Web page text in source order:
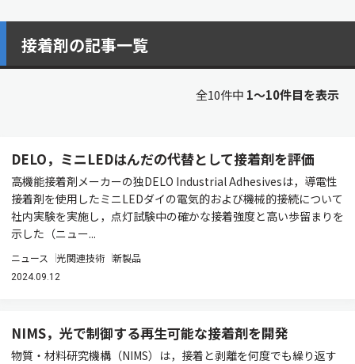
接着剤の記事一覧
全10件中 1〜10件目を表示
DELO，ミニLEDはんだの代替として接着剤を評価
高機能接着剤メーカーの独DELO Industrial Adhesivesは，導電性
接着剤を使用したミニLEDダイの電気的および機械的接続について
社内実験を実施し，点灯試験中の確かな接着強度と高い歩留まりを
示した（ニュー...
ニュース 光関連技術 新製品
2024.09.12
NIMS，光で制御する再生可能な接着剤を開発
物質・材料研究機構（NIMS）は，接着と剥離を何度でも繰り返す